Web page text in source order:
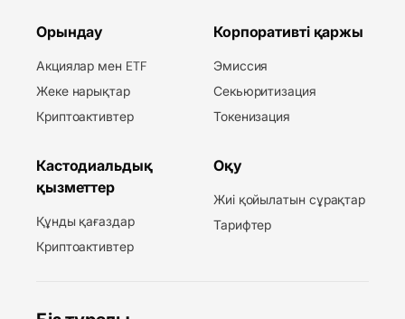
Орындау
Акциялар мен ETF
Жеке нарықтар
Криптоактивтер
Кастодиальдық
қызметтер
Құнды қағаздар
Криптоактивтер
Корпоративті қаржы
Эмиссия
Секьюритизация
Токенизация
Оқу
Жиі қойылатын сұрақтар
Тарифтер